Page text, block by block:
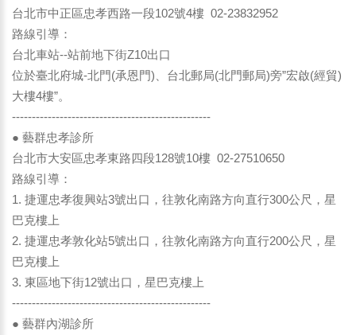
台北市中正區忠孝西路一段102號4樓 02-23832952
路線引導：
台北車站--站前地下街Z10出口
位於臺北府城-北門(承恩門)、台北郵局(北門郵局)旁”宏啟(經貿)
大樓4樓”。
--------------------------------------------------
● 藝群忠孝診所
台北市大安區忠孝東路四段128號10樓 02-27510650
路線引導：
1. 捷運忠孝復興站3號出口，往敦化南路方向直行300公尺，星
巴克樓上
2. 捷運忠孝敦化站5號出口，往敦化南路方向直行200公尺，星
巴克樓上
3. 東區地下街12號出口，星巴克樓上
--------------------------------------------------
● 藝群內湖診所